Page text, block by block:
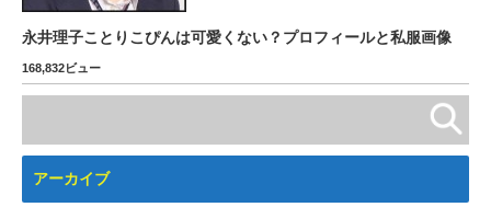
永井理子ことりこぴんは可愛くない？プロフィールと私服画像
168,832ビュー
アーカイブ